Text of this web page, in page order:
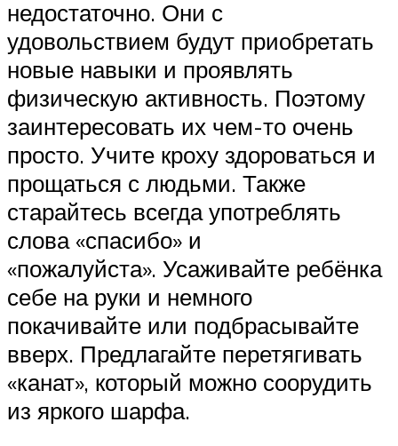
недостаточно. Они с
удовольствием будут приобретать
новые навыки и проявлять
физическую активность. Поэтому
заинтересовать их чем-то очень
просто. Учите кроху здороваться и
прощаться с людьми. Также
старайтесь всегда употреблять
слова «спасибо» и
«пожалуйста». Усаживайте ребёнка
себе на руки и немного
покачивайте или подбрасывайте
вверх. Предлагайте перетягивать
«канат», который можно соорудить
из яркого шарфа.